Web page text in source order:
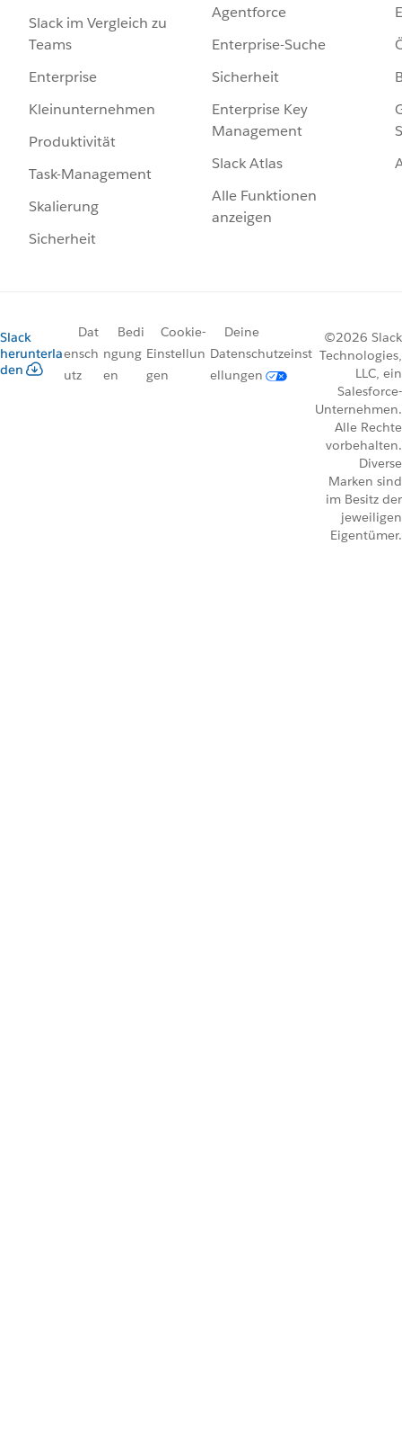
Slack im Vergleich zu
Teams
Enterprise
Kleinunternehmen
Produktivität
Task-Management
Skalierung
Sicherheit
Agentforce
Enterprise-Suche
Sicherheit
Enterprise Key
Management
Slack Atlas
Alle Funktionen
anzeigen
Slack
herunterla
den
Dat
ensch
utz
Bedi
ngung
en
Cookie-
Einstellun
gen
Deine
Datenschutzeinst
ellungen
©2026 Slack
Technologies,
LLC, ein
Salesforce-
Unternehmen.
Alle Rechte
vorbehalten.
Diverse
Marken sind
im Besitz der
jeweiligen
Eigentümer.